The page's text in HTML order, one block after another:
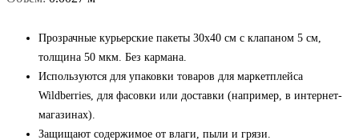
Прозрачные курьерские пакеты 30x40 см с клапаном 5 см,
толщина 50 мкм. Без кармана.
Используются для упаковки товаров для маркетплейса
Wildberries, для фасовки или доставки (например, в интернет-
магазинах).
Защищают содержимое от влаги, пыли и грязи.